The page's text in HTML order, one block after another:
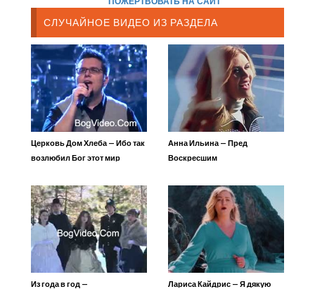
СЛУЧАЙНОЕ ВИДЕО ИЗ РАЗДЕЛА
Церковь Дом Хлеба — Ибо так
возлюбил Бог этот мир
Анна Ильина — Пред
Воскресшим
Из года в год —
Лариса Кайдрис — Я дякую